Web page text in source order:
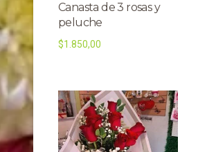
Canasta de 3 rosas y
peluche
$1.850,00